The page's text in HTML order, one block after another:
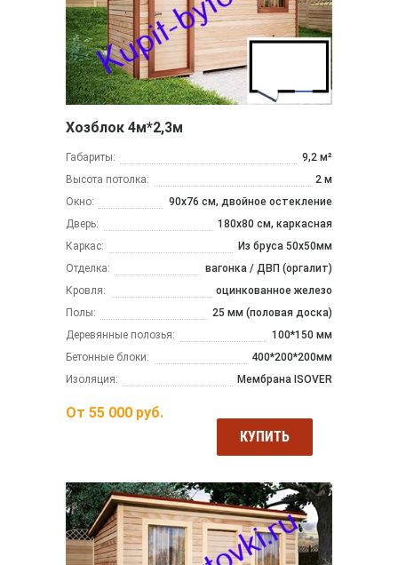
Хозблок 4м*2,3м
Габариты:
9,2 м²
Высота потолка:
2 м
Окно:
90х76 см, двойное остекление
Дверь:
180х80 см, каркасная
Каркас:
Из бруса 50x50мм
Отделка:
вагонка / ДВП (оргалит)
Кровля:
оцинкованное железо
Полы:
25 мм (половая доска)
Деревянные полозья:
100*150 мм
Бетонные блоки:
400*200*200мм
Изоляция:
Мембрана ISOVER
От 55 000 руб.
КУПИТЬ